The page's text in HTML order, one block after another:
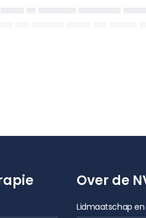
Over de
Lidmaatschap en